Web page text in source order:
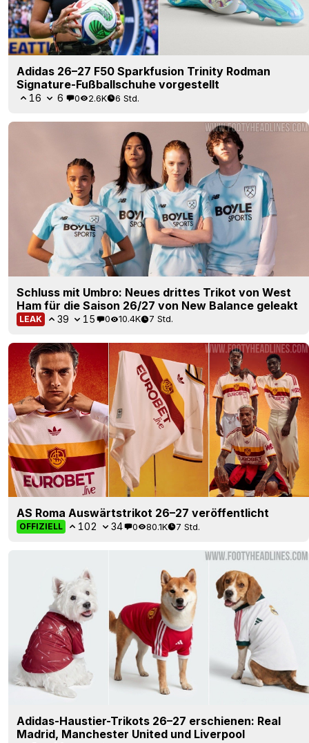
Adidas 26–27 F50 Sparkfusion Trinity Rodman
Signature-Fußballschuhe vorgestellt
16 6 0 2.6K 6 Std.
Schluss mit Umbro: Neues drittes Trikot von West
Ham für die Saison 26/27 von New Balance geleakt
LEAK 39 15 0 10.4K 7 Std.
AS Roma Auswärtstrikot 26–27 veröffentlicht
OFFIZIELL 102 34 0 80.1K 7 Std.
Adidas-Haustier-Trikots 26–27 erschienen: Real
Madrid, Manchester United und Liverpool